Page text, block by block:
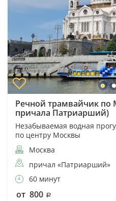
Речной трамвайчик по
причала Патриарший)
Незабываемая водная
по центру Москвы
Москва
причал «Патриарший»
60 минут
от 800